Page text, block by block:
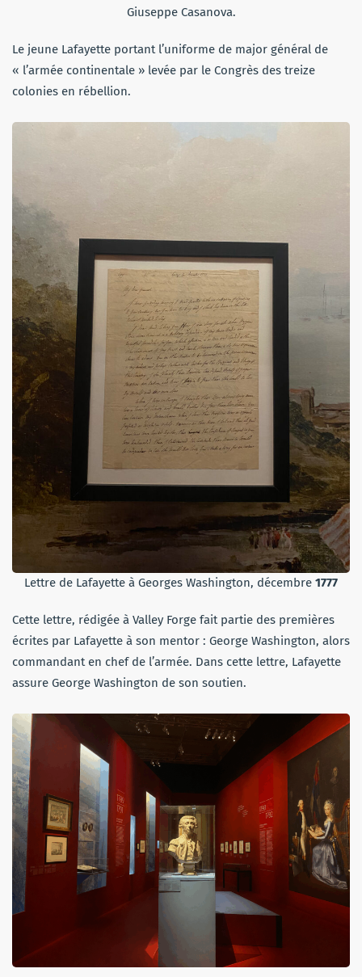
Giuseppe Casanova.
Le jeune Lafayette portant l’uniforme de major général de
« l’armée continentale » levée par le Congrès des treize
colonies en rébellion.
Lettre de Lafayette à Georges Washington, décembre 1777
Cette lettre, rédigée à Valley Forge fait partie des premières
écrites par Lafayette à son mentor : George Washington, alors
commandant en chef de l’armée. Dans cette lettre, Lafayette
assure George Washington de son soutien.